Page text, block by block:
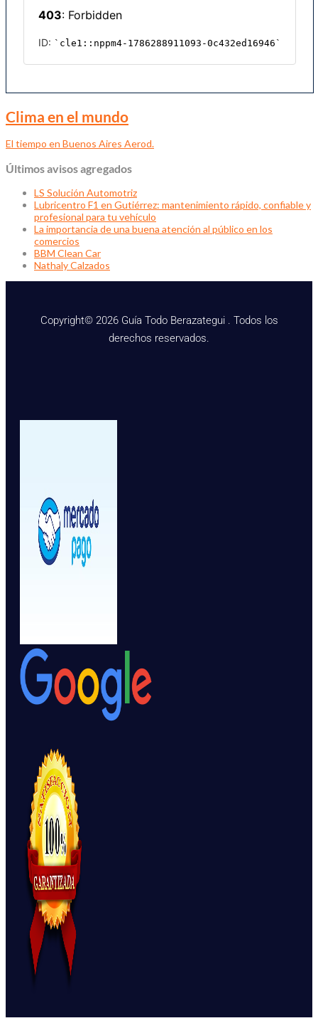
Clima en el mundo
El tiempo en Buenos Aires Aerod.
Últimos avisos agregados
LS Solución Automotriz
Lubricentro F1 en Gutiérrez: mantenimiento rápido, confiable y
profesional para tu vehículo
La importancia de una buena atención al público en los
comercios
BBM Clean Car
Nathaly Calzados
Copyright© 2026 Guía Todo Berazategui . Todos los
derechos reservados.